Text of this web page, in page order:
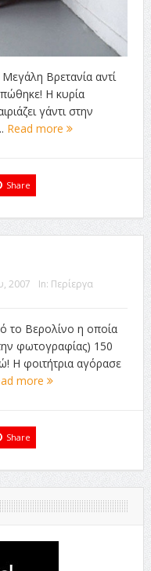
Βρετανία αντί
Η κυρία
γάντι στην
Read more
Share
2007 In: Περίεργα
το Βερολίνο η οποία
φωτογραφίας) 150
Η φοιτήτρια αγόρασε
more
Share